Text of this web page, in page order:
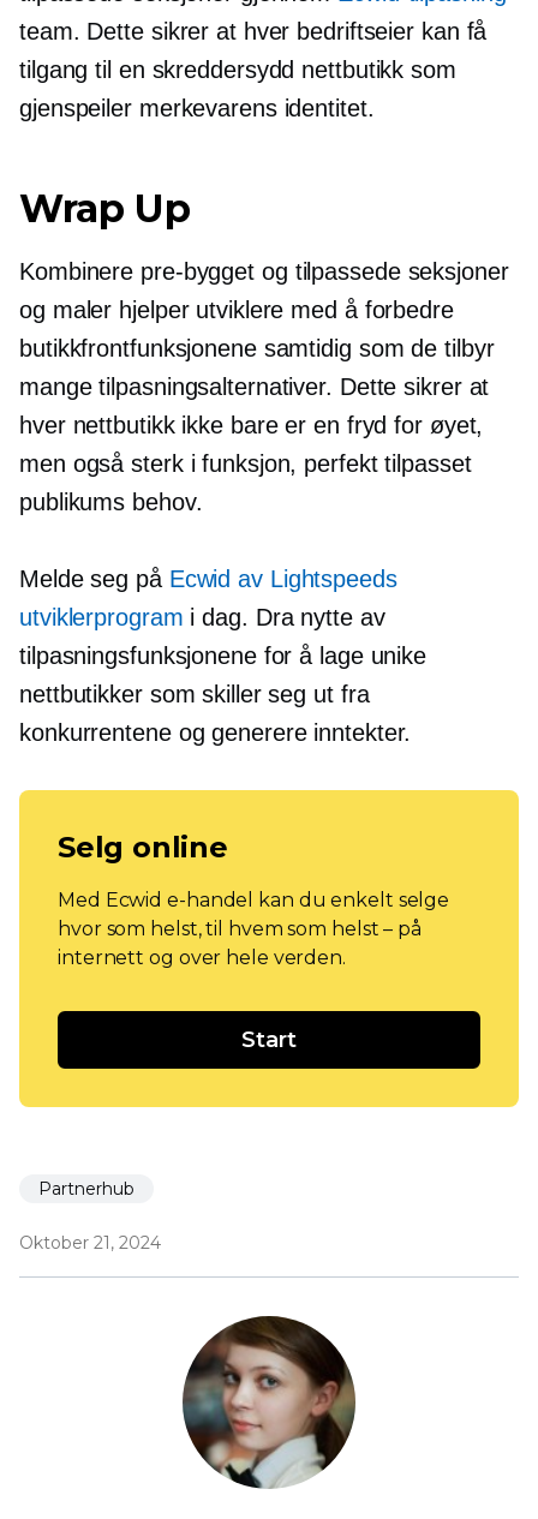
team. Dette sikrer at hver bedriftseier kan få
tilgang til en skreddersydd nettbutikk som
gjenspeiler merkevarens identitet.
Wrap Up
Kombinere pre-bygget og tilpassede seksjoner
og maler hjelper utviklere med å forbedre
butikkfrontfunksjonene samtidig som de tilbyr
mange tilpasningsalternativer. Dette sikrer at
hver nettbutikk ikke bare er en fryd for øyet,
men også sterk i funksjon, perfekt tilpasset
publikums behov.
Melde seg på Ecwid av Lightspeeds
utviklerprogram i dag. Dra nytte av
tilpasningsfunksjonene for å lage unike
nettbutikker som skiller seg ut fra
konkurrentene og generere inntekter.
Selg online
Med Ecwid e-handel kan du enkelt selge
hvor som helst, til hvem som helst – på
internett og over hele verden.
Start
Partnerhub
Oktober 21, 2024